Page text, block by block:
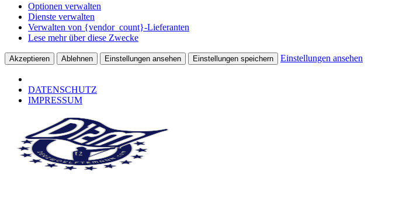
Optionen verwalten
Dienste verwalten
Verwalten von {vendor_count}-Lieferanten
Lese mehr über diese Zwecke
Akzeptieren Ablehnen Einstellungen ansehen Einstellungen speichern Einstellungen ansehen
DATENSCHUTZ
IMPRESSUM